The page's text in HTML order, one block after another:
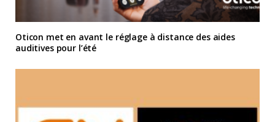
Oticon met en avant le réglage à distance des aides
auditives pour l’été